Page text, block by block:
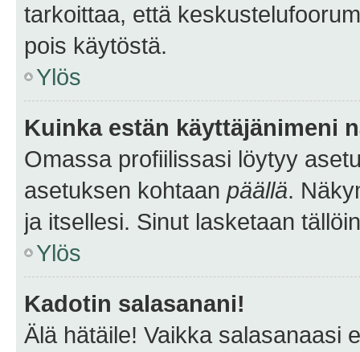
tarkoittaa, että
pois käytöstä.
Ylös
Kuinka estän käyttäjänimeni
Omassa profiilissasi löytyy
asetuksen kohtaan päällä.
ja itsellesi. Sinut lasketaan
Ylös
Kadotin salasanani!
Älä hätäile! Vaikka salasanaasi